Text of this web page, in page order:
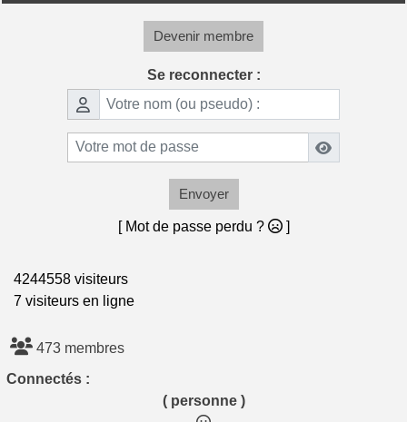
Devenir membre
Se reconnecter :
Envoyer
[ Mot de passe perdu ? ]
4244558 visiteurs
7 visiteurs en ligne
473 membres
Connectés :
( personne )